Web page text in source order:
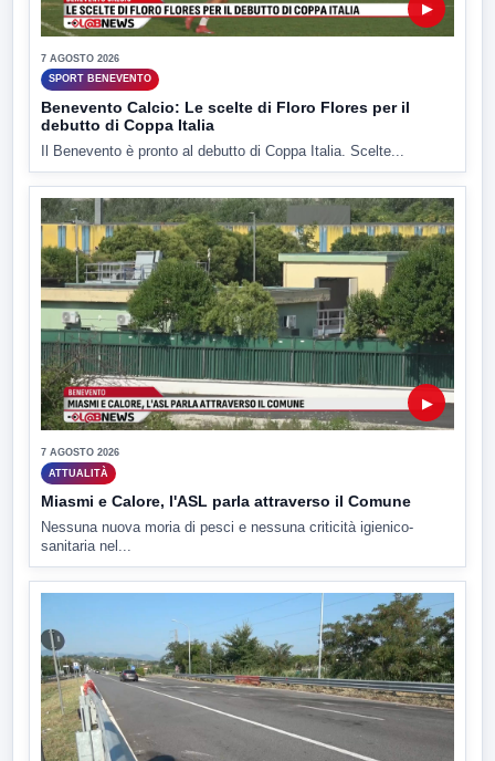
▶
7 AGOSTO 2026
SPORT BENEVENTO
Benevento Calcio: Le scelte di Floro Flores per il
debutto di Coppa Italia
Il Benevento è pronto al debutto di Coppa Italia. Scelte...
▶
7 AGOSTO 2026
ATTUALITÀ
Miasmi e Calore, l'ASL parla attraverso il Comune
Nessuna nuova moria di pesci e nessuna criticità igienico-
sanitaria nel...